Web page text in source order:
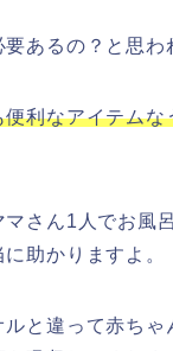
あるの？と思
利なアイテム
さん1人でお風
助かりますよ。
と違って赤ち